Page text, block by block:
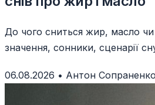
До чого сниться жир, масло
значення, сонники, сценарії
06.08.2026 • Антон Сопраненко